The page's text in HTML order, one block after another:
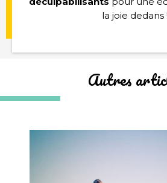
la joie dedans !
Autres